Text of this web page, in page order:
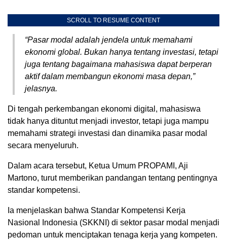
SCROLL TO RESUME CONTENT
“Pasar modal adalah jendela untuk memahami
ekonomi global. Bukan hanya tentang investasi, tetapi
juga tentang bagaimana mahasiswa dapat berperan
aktif dalam membangun ekonomi masa depan,”
jelasnya.
Di tengah perkembangan ekonomi digital, mahasiswa
tidak hanya dituntut menjadi investor, tetapi juga mampu
memahami strategi investasi dan dinamika pasar modal
secara menyeluruh.
Dalam acara tersebut, Ketua Umum PROPAMI, Aji
Martono, turut memberikan pandangan tentang pentingnya
standar kompetensi.
Ia menjelaskan bahwa Standar Kompetensi Kerja
Nasional Indonesia (SKKNI) di sektor pasar modal menjadi
pedoman untuk menciptakan tenaga kerja yang kompeten.